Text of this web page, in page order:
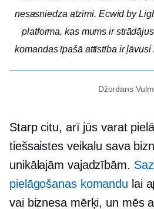
nesasniedza atzīmi. Ecwid by
platforma, kas mums ir
komandas īpašā attīstība ir ļāvusi
Džordans
Starp citu, arī jūs varat
tiešsaistes veikalu sava
unikālajām vajadzībām.
pielāgošanas komandu lai
vai biznesa mērķi, un mēs